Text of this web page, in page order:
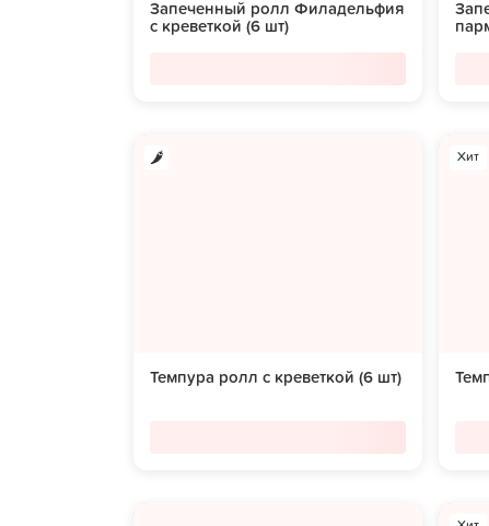
Запеченный ролл Филадельфия
с креветкой (6 шт)
Темпура ролл с креветкой (6 шт)
Хит